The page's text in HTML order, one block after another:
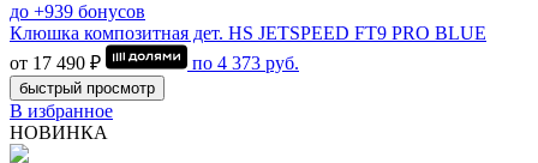
до +939 бонусов
Клюшка композитная дет. HS JETSPEED FT9 PRO BLUE
от 17 490 ₽
по 4 373 руб.
быстрый просмотр
В избранное
НОВИНКА